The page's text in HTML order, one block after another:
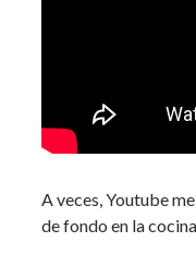
A veces, Youtube
de fondo en la